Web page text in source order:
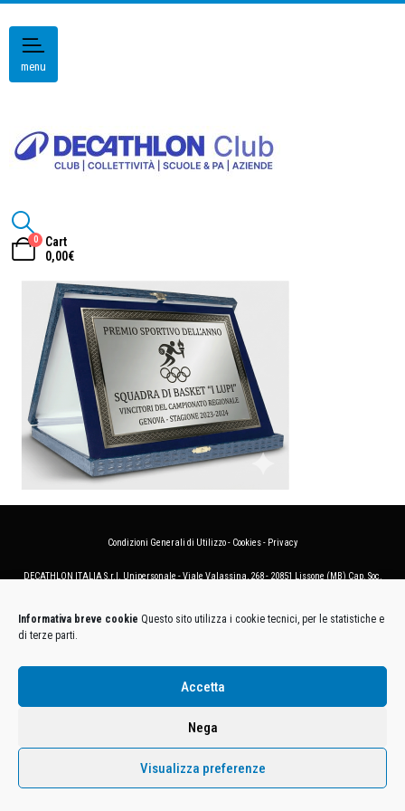
Informativa breve cookie Questo sito utilizza i cookie tecnici, per le statistiche e
di terze parti.
Accetta
Nega
Visualizza preferenze
menu
0
Cart
0,00€
Condizioni Generali di Utilizzo- Cookies- Privacy
DECATHLON ITALIA S.r.l. Unipersonale - Viale Valassina, 268 - 20851 Lissone (MB) Cap. Soc.
P.IVA. 11005760159 - Direzione e coordinamento art. 2497 C.C. DECATHLON SA, Villeneuve
D'Ascq, Francia Le foto dei prodotti presenti sul sito sono puramente esemplificative.